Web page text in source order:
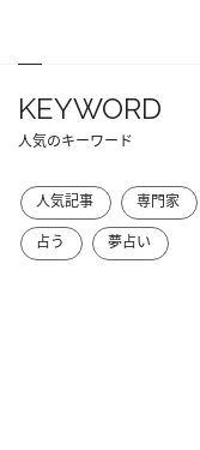
KEYWORD
人気のキーワード
人気記事 専門家
占う
夢占い